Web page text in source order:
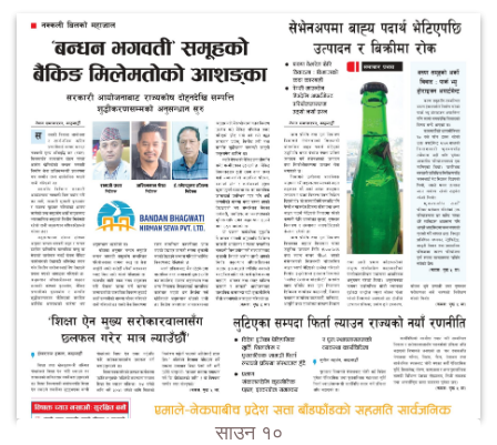
साउन १०